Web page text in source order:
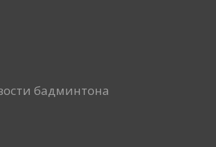
бадминтона